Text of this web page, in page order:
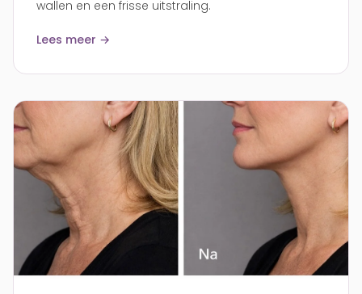
wallen en een frisse uitstraling.
Lees meer →